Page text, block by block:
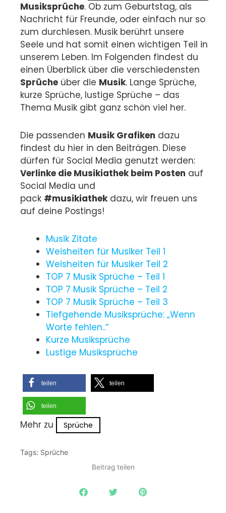
Musiksprüche. Ob zum Geburtstag, als
Nachricht für Freunde, oder einfach nur so
zum durchlesen. Musik berührt unsere
Seele und hat somit einen wichtigen Teil in
unserem Leben. Im Folgenden findest du
einen Überblick über die verschiedensten
Sprüche über die Musik. Lange Sprüche,
kurze Sprüche, lustige Sprüche – das
Thema Musik gibt ganz schön viel her.
Die passenden Musik Grafiken dazu
findest du hier in den Beiträgen. Diese
dürfen für Social Media genutzt werden:
Verlinke die Musikiathek beim Posten auf
Social Media und
pack #musikiathekdazu, wir freuen uns
auf deine Postings!
Musik Zitate
Weisheiten für Musiker Teil 1
Weisheiten für Musiker Teil 2
TOP 7 Musik Sprüche – Teil 1
TOP 7 Musik Sprüche – Teil 2
TOP 7 Musik Sprüche – Teil 3
Tiefgehende Musiksprüche: „Wenn
Worte fehlen..“
Kurze Musiksprüche
Lustige Musiksprüche
teilen teilen
teilen
Mehr zu Sprüche
Tags: Sprüche
Beitrag teilen